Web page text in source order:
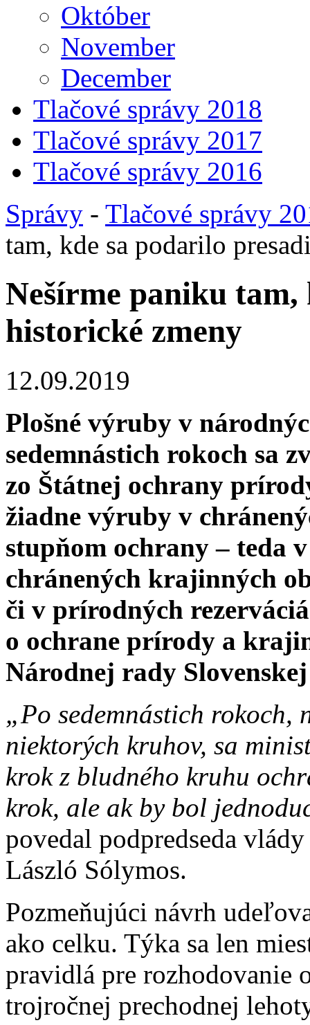
Október
November
December
Tlačové správy 2018
Tlačové správy 2017
Tlačové správy 2016
Správy - Tlačové správy
tam, kde sa podarilo
Nešírme paniku
historické zmeny
12.09.2019
Plošné výruby v
sedemnástich rokoch sa
zo Štátnej ochrany
žiadne výruby v
stupňom ochrany – teda
chránených krajinných
či v prírodných
o ochrane prírody a
Národnej rady
„Po sedemnástich
niektorých kruhov, sa
krok z bludného kruhu
krok, ale ak by bol
povedal podpredseda
László Sólymos.
Pozmeňujúci návrh
ako celku. Týka sa len
pravidlá pre rozhodovanie
trojročnej prechodnej